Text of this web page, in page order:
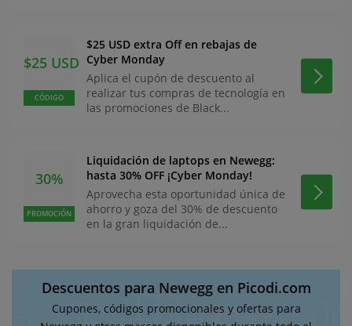
$25 USD
CÓDIGO
$25 USD extra Off en rebajas de
Cyber Monday
Aplica el cupón de descuento al
realizar tus compras de tecnología en
las promociones de Black...
30%
PROMOCIÓN
Liquidación de laptops en Newegg:
hasta 30% OFF ¡Cyber Monday!
Aprovecha esta oportunidad única de
ahorro y goza del 30% de descuento
en la gran liquidación de...
Descuentos para Newegg en Picodi.com
Cupones, códigos promocionales y ofertas para